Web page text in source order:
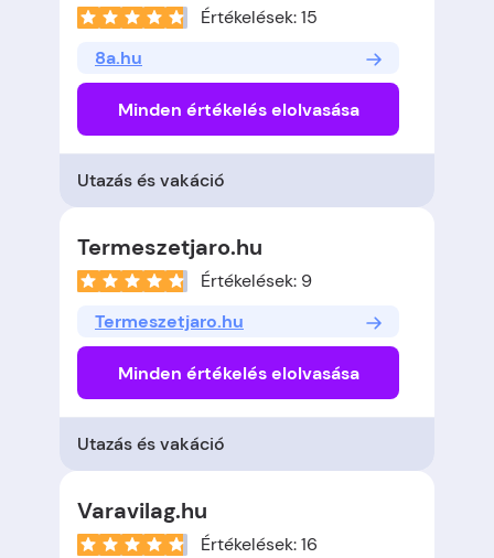
Értékelések: 15
8a.hu
Minden értékelés elolvasása
Utazás és vakáció
Termeszetjaro.hu
Értékelések: 9
Termeszetjaro.hu
Minden értékelés elolvasása
Utazás és vakáció
Varavilag.hu
Értékelések: 16